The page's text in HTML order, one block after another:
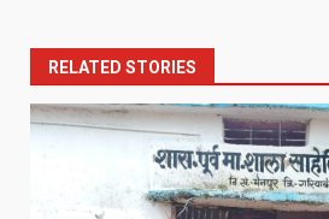
RELATED STORIES